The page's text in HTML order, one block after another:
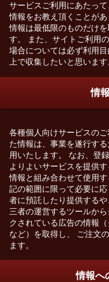
サービスご利用にあたっ
情報をお教え頂くことが
情報は最低限のものだけ
す。 また、サイトご利用
場合については必ず利用
上で収集したいと思います
情
各種個人向けサービスの
た情報は、事業を遂行す
用いたします。 なお、登
よりよいサービスを提供
情報と組み合わせて使用
記の範囲に限って必要に
者に預託したり提供する
三者の運営するツールか
クされている広告の情報
など）を取得し、 ご注文
ます。
情報へ